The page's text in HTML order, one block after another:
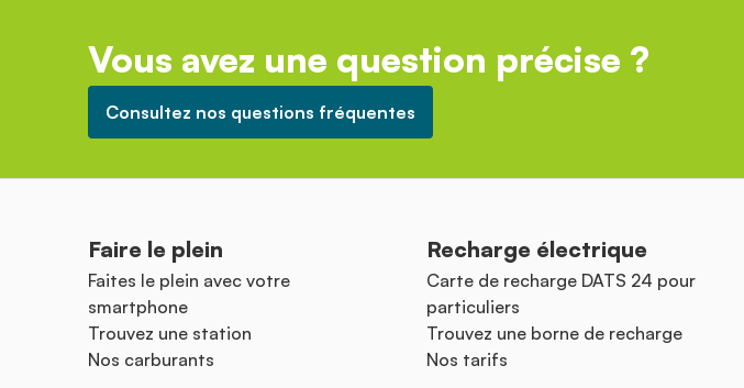
Vous avez une question précise ?
Consultez nos questions fréquentes
Faire le plein
Faites le plein avec votre
smartphone
Trouvez une station
Nos carburants
Recharge électrique
Carte de recharge DATS 24 pour
particuliers
Trouvez une borne de recharge
Nos tarifs